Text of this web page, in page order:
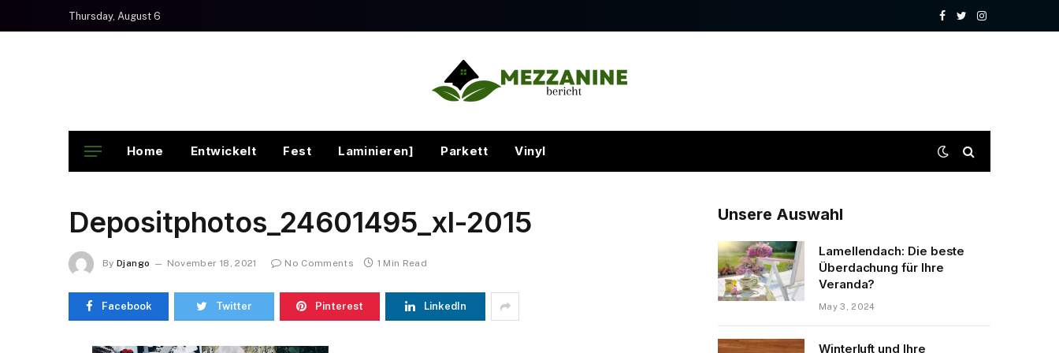
Thursday, August 6
Facebook
TwitterInstagram
Home Entwickelt Fest Laminieren] Parkett Vinyl
Depositphotos_24601495_xl-2015
By Django November 18, 2021 No Comments 1 Min Read
Facebook Twitter Pinterest LinkedIn
Unsere Auswahl
Lamellendach: Die beste
Überdachung für Ihre
Veranda?
May 3, 2024
Winterluft und Ihre